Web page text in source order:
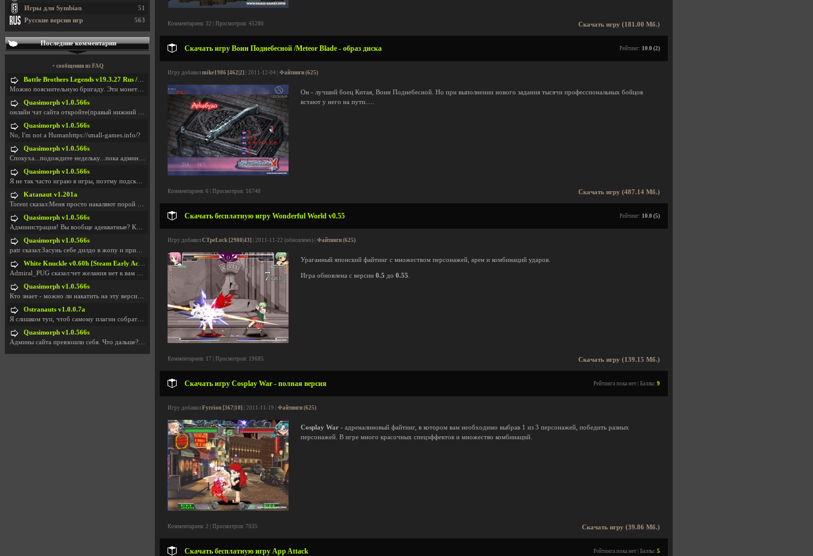
Скачать игру (181.00 Мб.)
Комментариев: 32 | Просмотров: 45280
Скачать игру Воин Поднебесной /Meteor Blade - образ диска Рейтинг: 10.0 (2)
Игру добавил mike1986 [462|2] | 2011-12-04 | Файтинги (625)
Он - лучший боец Китая, Воин Поднебесной. Но при выполнении нового задания тысячи профессиональных бойцов
встают у него на пути.....
Скачать игру (487.14 Мб.)
Комментариев: 6 | Просмотров: 16740
Скачать бесплатную игру Wonderful World v0.55 Рейтинг: 10.0 (5)
Игру добавил CTpeLock [2980|43] | 2011-11-22 (обновлено) | Файтинги (625)
Ураганный японский файтинг с множеством персонажей, арен и комбинаций ударов.
Игра обновлена с версии 0.5 до 0.55
Скачать игру (139.15 Мб.)
Комментариев: 17 | Просмотров: 19685
Скачать игру Cosplay War - полная версия Рейтинга пока нет | Баллы: 9
Игру добавил Fyrrion [367|10] | 2011-11-19 | Файтинги (625)
Cosplay War - адреналиновый файтинг, в котором вам необходимо выбрав 1 из 3 персонажей, победить разных
персонажей. В игре много красочных спецэффектов и множество комбинаций.
Скачать игру (39.86 Мб.)
Комментариев: 2 | Просмотров: 7035
Скачать бесплатную игру App Attack Рейтинга пока нет | Баллы: 5
51
Игры для Symbian
563
Русские версии игр
Последние комментарии
+ сообщения из FAQ
Battle Brothers Legends v19.3.27 Rus / + Battle Brothers Legends v19.3.39 Eng
Можно пояснительную бригаду. Эти монетки, они в ка
Quasimorph v1.0.566s
онлайн чат сайта откройте(правый нижний угол экран
Quasimorph v1.0.566s
No, I'm not a Humanhttps://small-games.info/?
Quasimorph v1.0.566s
Спокуха...подождите недельку...пока админов отпуст
Quasimorph v1.0.566s
Я не так часто играю в игры, поэтму подсказка про
Katanaut v1.201a
Torent сказал:Меня просто накаляют порой речи о то
Quasimorph v1.0.566s
Администрация! Вы вообще адекватные? Какие монетки
Quasimorph v1.0.566s
patr сказал:Засунь себе дилдо в жопу и пришли фотк
White Knuckle v0.60h [Steam Early Access]
Admiral_PUG сказал:чет желания нет к вам сюда захо
Quasimorph v1.0.566s
Кто знает - можно ли накатить на эту версию моды?
Ostranauts v1.0.0.7a
Я слишком туп, чтоб самому плагин собрать. И что-т
Quasimorph v1.0.566s
Админы сайта превзошли себя. Что дальше? Засунь се